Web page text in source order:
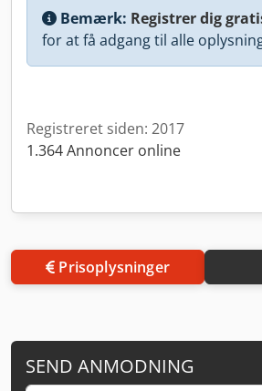
Bemærk: Registrer dig
for at få adgang til alle
Registreret siden: 2017
1.364 Annoncer online
Prisoplysninger
SEND ANMODNING